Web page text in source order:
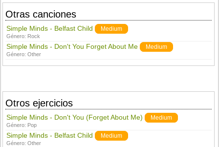
Otras canciones
Simple Minds - Belfast Child Medium
Género: Rock
Simple Minds - Don't You Forget About Me Medium
Género:Other
Otros ejercicios
Simple Minds - Don't You (Forget About Me) Medium
Género: Pop
Simple Minds - Belfast Child Medium
Género:Other